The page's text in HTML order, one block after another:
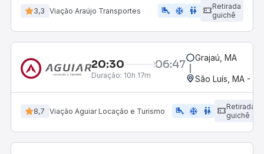
3,3 Viação Araújo Transportes airline_seat_legroom_extra ac_unit wc
Retirada
guichê
20:30 06:47
Duração: 10h 17m
Grajaú, MA
São Luís, MA -
8,7 Viação Aguiar Locação e Turismo airline_seat_legroom_extra ac_unit WC
Retirada
guichê